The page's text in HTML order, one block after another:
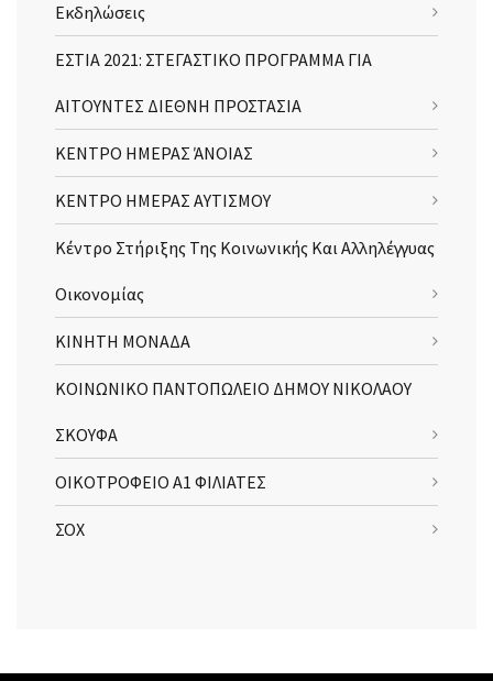
Εκδηλώσεις
ΕΣΤΙΑ 2021: ΣΤΕΓΑΣΤΙΚΟ ΠΡΟΓΡΑΜΜΑ ΓΙΑ
ΑΙΤΟΥΝΤΕΣ ΔΙΕΘΝΗ ΠΡΟΣΤΑΣΙΑ
ΚΕΝΤΡΟ ΗΜΕΡΑΣ ΆΝΟΙΑΣ
ΚΕΝΤΡΟ ΗΜΕΡΑΣ ΑΥΤΙΣΜΟΥ
Κέντρο Στήριξης Της Κοινωνικής Και Αλληλέγγυας
Οικονομίας
ΚΙΝΗΤΗ ΜΟΝΑΔΑ
ΚΟΙΝΩΝΙΚΟ ΠΑΝΤΟΠΩΛΕΙΟ ΔΗΜΟΥ ΝΙΚΟΛΑΟΥ
ΣΚΟΥΦΑ
ΟΙΚΟΤΡΟΦΕΙΟ Α1 ΦΙΛΙΑΤΕΣ
ΣΟΧ